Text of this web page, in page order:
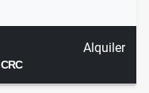
Alquiler
CRC